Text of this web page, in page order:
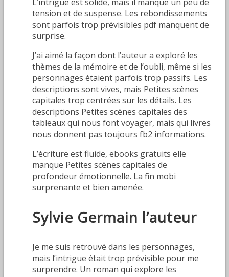
tension et de suspense. Les rebondissements
sont parfois trop prévisibles pdf manquent de
surprise.
J’ai aimé la façon dont l’auteur a exploré les
thèmes de la mémoire et de l’oubli, même si les
personnages étaient parfois trop passifs. Les
descriptions sont vives, mais Petites scènes
capitales trop centrées sur les détails. Les
descriptions Petites scènes capitales des
tableaux qui nous font voyager, mais qui livres
nous donnent pas toujours fb2 informations.
L’écriture est fluide, ebooks gratuits elle
manque Petites scènes capitales de
profondeur émotionnelle. La fin mobi
surprenante et bien amenée.
Sylvie Germain l’auteur
Je me suis retrouvé dans les personnages,
mais l’intrigue était trop prévisible pour me
surprendre. Un roman qui explore les